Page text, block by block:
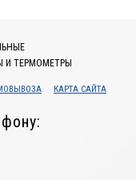
И ТЕРМОМЕТРЫ
КАРТА САЙТА